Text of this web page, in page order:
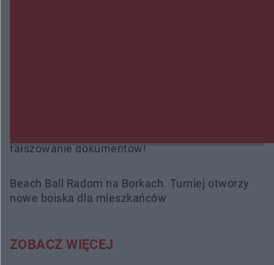
fałszowanie dokumentów!
Beach Ball Radom na Borkach. Turniej otworzy
nowe boiska dla mieszkańców
ZOBACZ WIĘCEJ